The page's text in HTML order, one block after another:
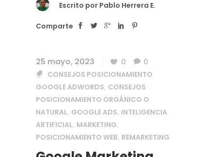
Escrito por Pablo Herrera E.
Comparte
25 mayo, 2023 0
0
CONSEJOS POSICIONAMIENTO
GOOGLE ADWORDS, CONSEJOS
POSICIONAMIENTO ORGÁNICO O
NATURAL, GOOGLE ADS, INTELIGENCIA
ARTIFICIAL, MARKETING,
POSICIONAMIENTO WEB, REMARKETING